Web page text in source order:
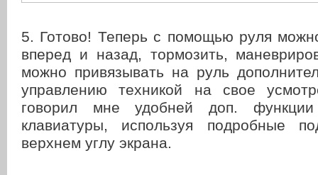
5. Готово! Теперь с помощью руля
вперед и назад, тормозить,
можно привязывать на руль
управлению техникой на свое
говорил мне удобней доп. функции
клавиатуры, используя подробные
верхнем углу экрана.